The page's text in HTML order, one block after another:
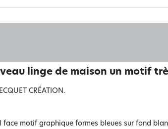
linge de maison un motif
CRÉATION.
face motif graphique formes bleues sur fond